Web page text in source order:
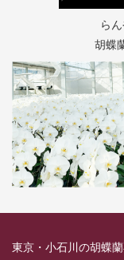
ら
胡蝶
東京・小石川の胡蝶